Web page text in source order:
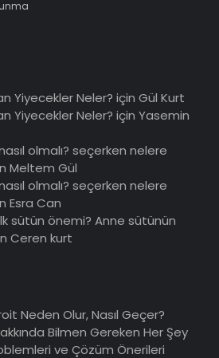
Yiyecekler Neler? için Gül Kurt
Yiyecekler Neler? için Yasemin
olmalı? seçerken nelere
Meltem Gül
olmalı? seçerken nelere
Esra Can
sütün önemi? Anne sütünün
Ceren kurt
Neden Olur, Nasıl Geçer?
Bilmen Gereken Her Şey
ve Çözüm Önerileri